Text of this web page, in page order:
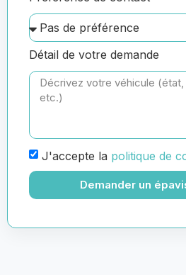
Détail de votre demande
J'accepte la politique de
Demander un